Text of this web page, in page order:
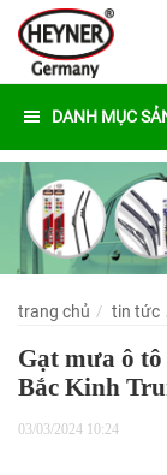
DANH MỤC
trang chủ tin tức
Gạt mưa ô
Bắc Kinh
03/03/2024 10:24